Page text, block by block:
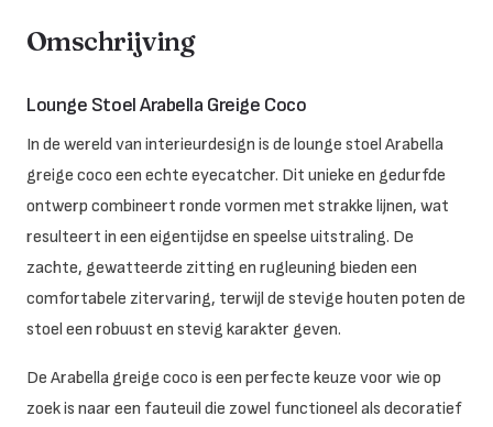
Omschrijving
Lounge Stoel Arabella Greige Coco
In de wereld van interieurdesign is de lounge stoel Arabella
greige coco een echte eyecatcher. Dit unieke en gedurfde
ontwerp combineert ronde vormen met strakke lijnen, wat
resulteert in een eigentijdse en speelse uitstraling. De
zachte, gewatteerde zitting en rugleuning bieden een
comfortabele zitervaring, terwijl de stevige houten poten de
stoel een robuust en stevig karakter geven.
De Arabella greige coco is een perfecte keuze voor wie op
zoek is naar een fauteuil die zowel functioneel als decoratief